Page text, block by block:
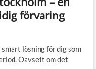
förvaring
lösning för dig som
Oavsett om det